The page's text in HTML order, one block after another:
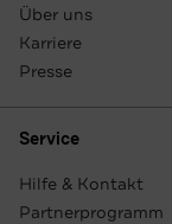
Über uns
Karriere
Presse
Service
Hilfe & Kontakt
Partnerprogramm